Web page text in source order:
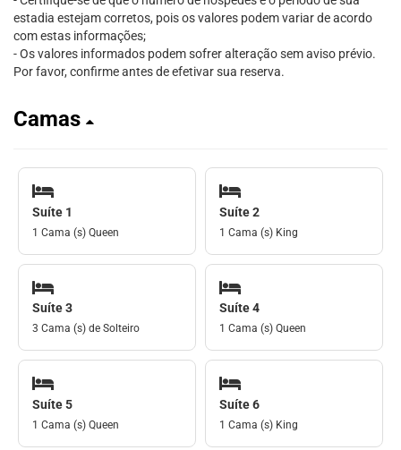
estadia estejam corretos, pois os valores podem variar de acordo
com estas informações;
- Os valores informados podem sofrer alteração sem aviso prévio.
Por favor, confirme antes de efetivar sua reserva.
Camas
Suíte 1
1 Cama (s) Queen
Suíte 2
1 Cama (s) King
Suíte 3
3 Cama (s) de Solteiro
Suíte 4
1 Cama (s) Queen
Suíte 5
1 Cama (s) Queen
Suíte 6
1 Cama (s) King